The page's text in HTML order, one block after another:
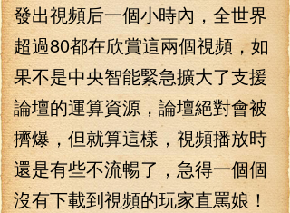
發出視頻后一個小時內，全世界
超過80都在欣賞這兩個視頻，如
果不是中央智能緊急擴大了支援
論壇的運算資源，論壇絕對會被
擠爆，但就算這樣，視頻播放時
還是有些不流暢了，急得一個個
沒有下載到視頻的玩家直罵娘！